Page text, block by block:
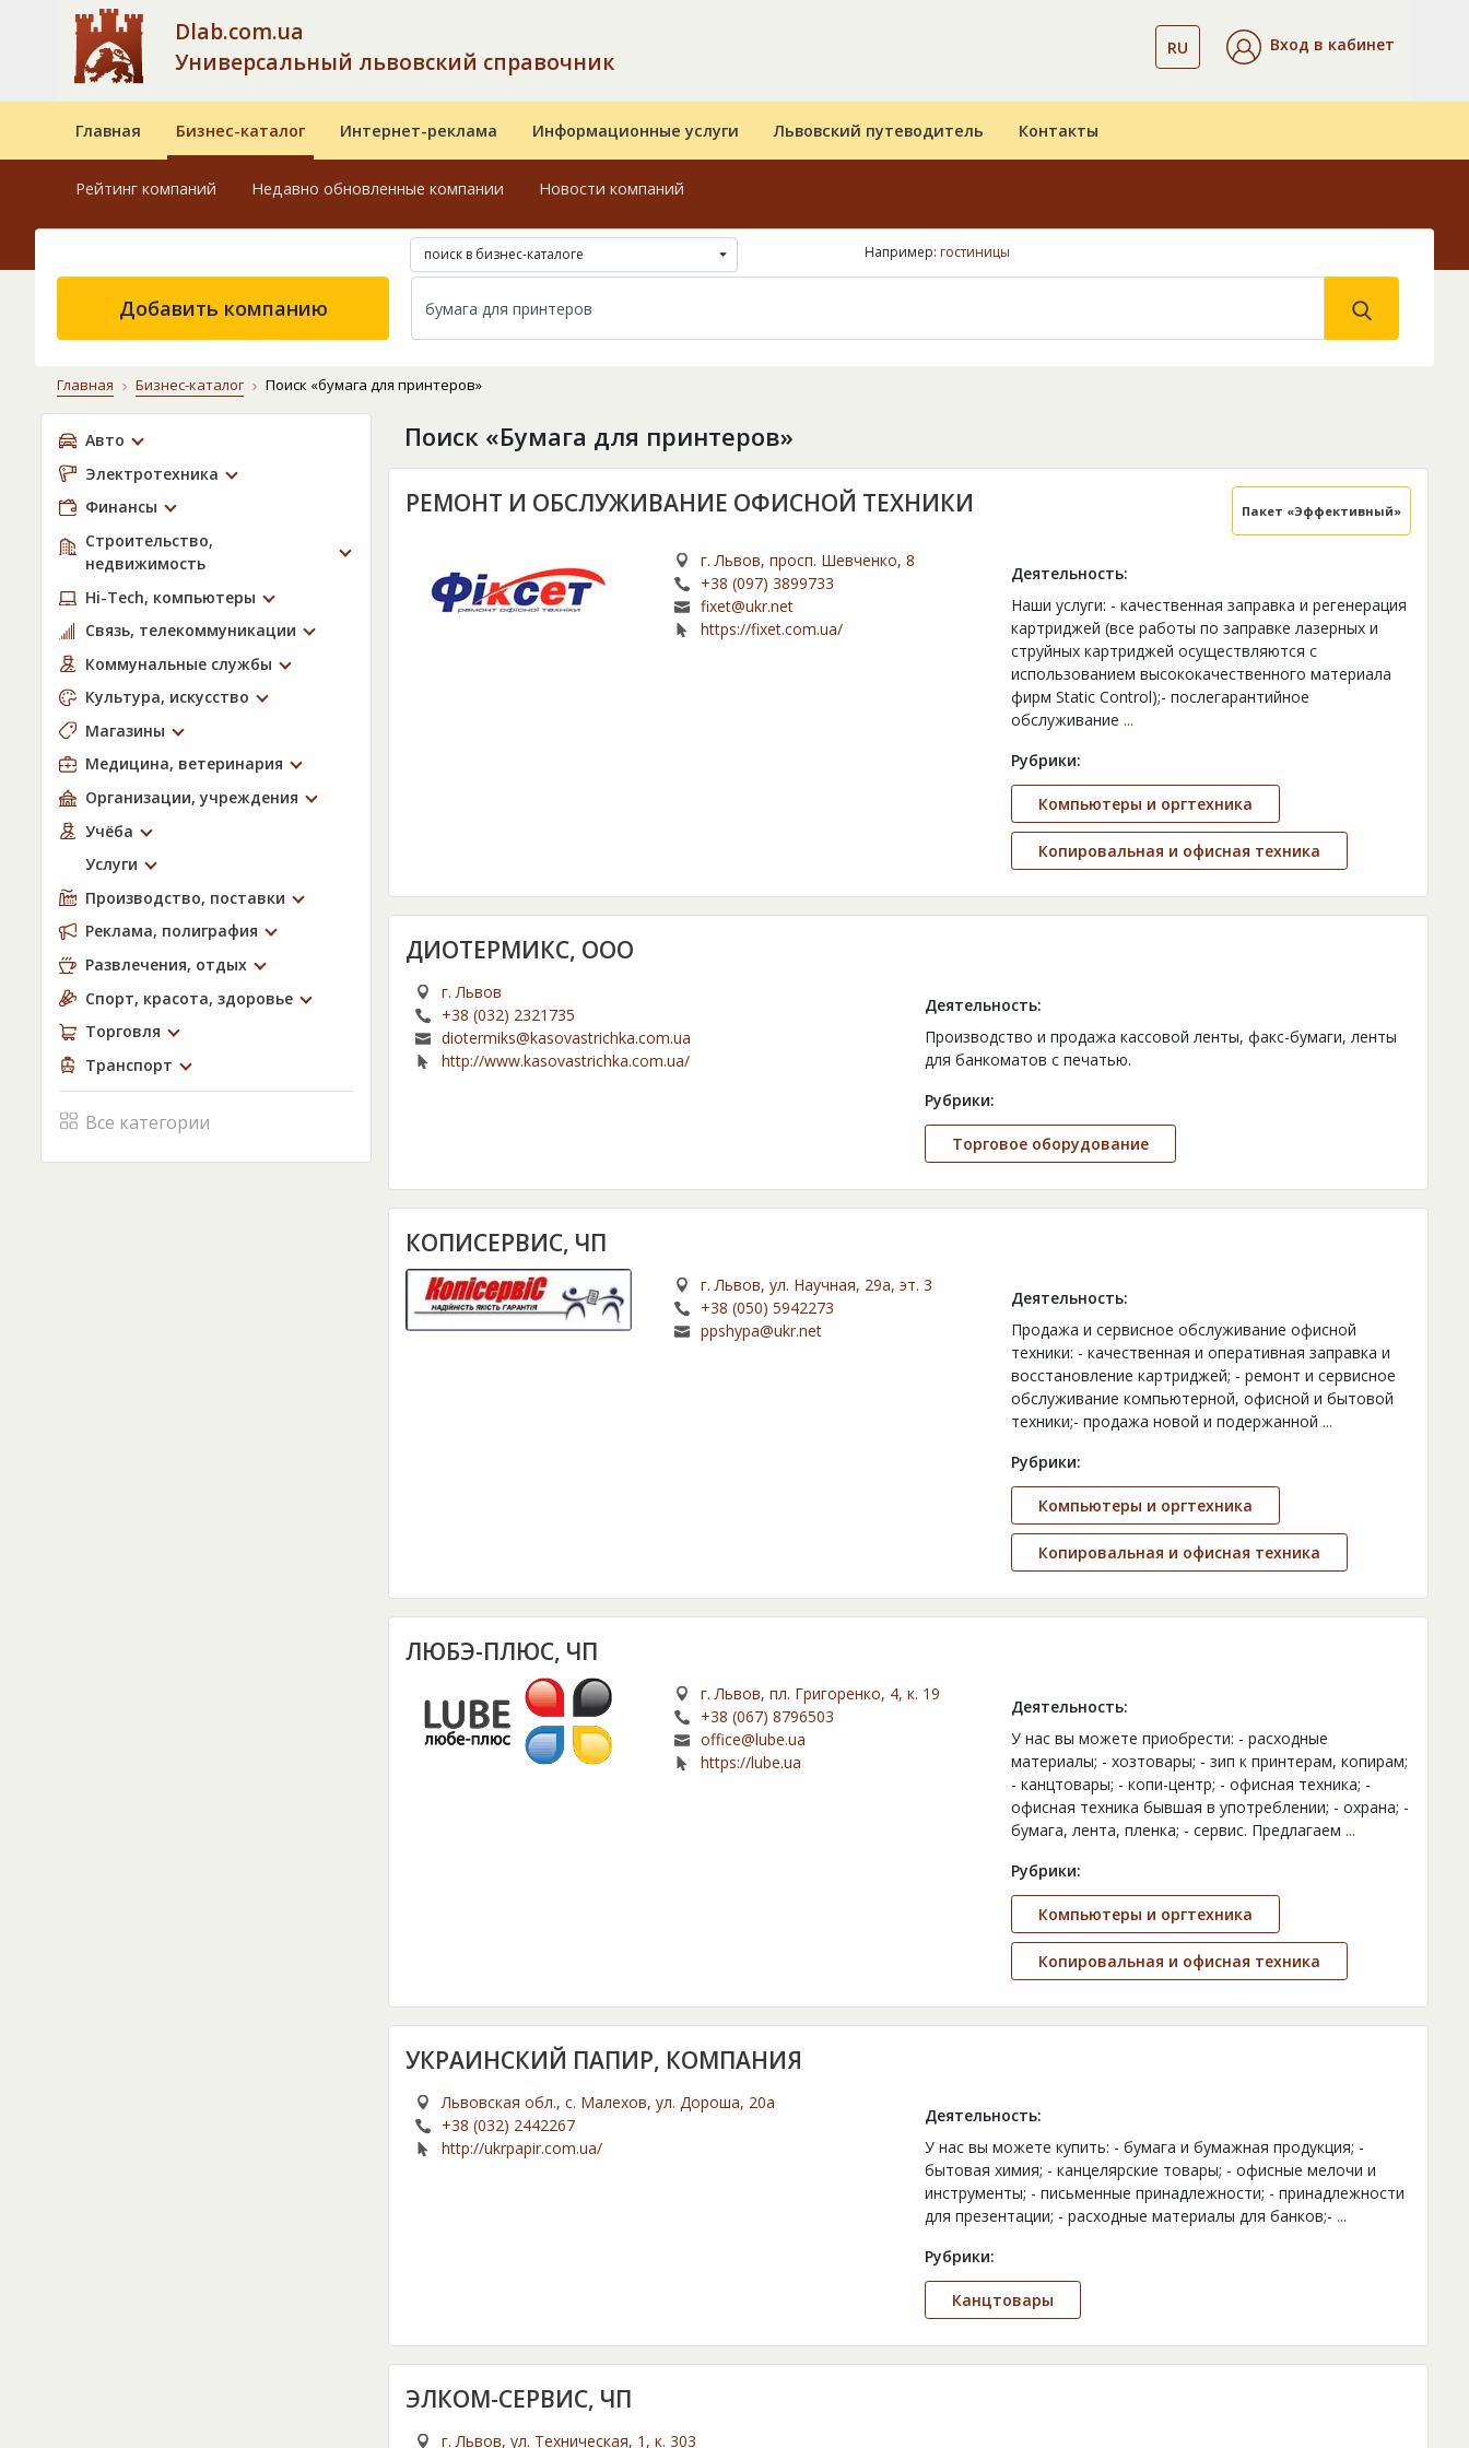
Dlab.com.ua
Универсальный львовский справочник
RU Вход в кабинет
Главная Бизнес-каталог Интернет-реклама Информационные услуги Львовский путеводитель Контакты
Рейтинг компаний Недавно обновленные компании Новости компаний
поиск в бизнес-каталоге Например: гостиницы
Добавить компанию
Главная Бизнес-каталог Поиск «бумага для принтеров»
Авто
Электротехника
Финансы
Строительство,
недвижимость
Hi-Tech, компьютеры
Связь, телекоммуникации
Коммунальные службы
Культура, искусство
Магазины
Медицина, ветеринария
Организации, учреждения
Учёба
Услуги
Производство, поставки
Реклама, полиграфия
Развлечения, отдых
Спорт, красота, здоровье
Торговля
Транспорт
Все категории
Поиск «Бумага для принтеров»
РЕМОНТ И ОБСЛУЖИВАНИЕ ОФИСНОЙ ТЕХНИКИ Пакет «Эффективный»
г. Львов, просп. Шевченко, 8
+38 (097) 3899733
fixet@ukr.net
https://fixet.com.ua/
Деятельность:
Наши услуги: - качественная заправка и регенерация
картриджей (все работы по заправке лазерных и
струйных картриджей осуществляются с
использованием высококачественного материала
фирм Static Control);- послегарантийное
обслуживание ...
Рубрики:
Компьютеры и оргтехника
Копировальная и офисная техника
ДИОТЕРМИКС, ООО
г. Львов
+38 (032) 2321735
diotermiks@kasovastrichka.com.ua
http://www.kasovastrichka.com.ua/
Деятельность:
Производство и продажа кассовой ленты, факс-бумаги, ленты
для банкоматов с печатью.
Рубрики:
Торговое оборудование
КОПИСЕРВИС, ЧП
г. Львов, ул. Научная, 29а, эт. 3
+38 (050) 5942273
ppshypa@ukr.net
Деятельность:
Продажа и сервисное обслуживание офисной
техники: - качественная и оперативная заправка и
восстановление картриджей; - ремонт и сервисное
обслуживание компьютерной, офисной и бытовой
техники;- продажа новой и подержанной ...
Рубрики:
Компьютеры и оргтехника
Копировальная и офисная техника
ЛЮБЭ-ПЛЮС, ЧП
г. Львов, пл. Григоренко, 4, к. 19
+38 (067) 8796503
office@lube.ua
https://lube.ua
Деятельность:
У нас вы можете приобрести: - расходные
материалы; - хозтовары; - зип к принтерам, копирам;
- канцтовары; - копи-центр; - офисная техника; -
офисная техника бывшая в употреблении; - охрана; -
бумага, лента, пленка; - сервис. Предлагаем ...
Рубрики:
Компьютеры и оргтехника
Копировальная и офисная техника
УКРАИНСКИЙ ПАПИР, КОМПАНИЯ
Львовская обл., с. Малехов, ул. Дороша, 20а
+38 (032) 2442267
http://ukrpapir.com.ua/
Деятельность:
У нас вы можете купить: - бумага и бумажная продукция; -
бытовая химия; - канцелярские товары; - офисные мелочи и
инструменты; - письменные принадлежности; - принадлежности
для презентации; - расходные материалы для банков;- ...
Рубрики:
Канцтовары
ЭЛКОМ-СЕРВИС, ЧП
г. Львов, ул. Техническая, 1, к. 303